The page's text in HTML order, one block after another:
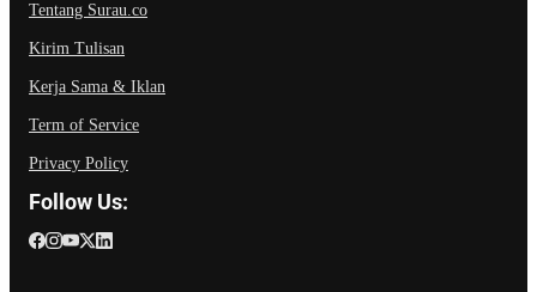
Tentang Surau.co
Kirim Tulisan
Kerja Sama & Iklan
Term of Service
Privacy Policy
Follow Us: